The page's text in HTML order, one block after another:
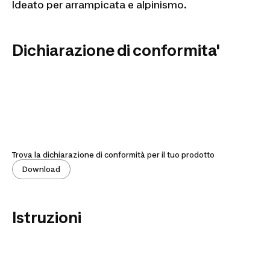
Ideato per arrampicata e alpinismo.
Dichiarazione di conformita'
Trova la dichiarazione di conformità per il tuo prodotto
Download
Istruzioni